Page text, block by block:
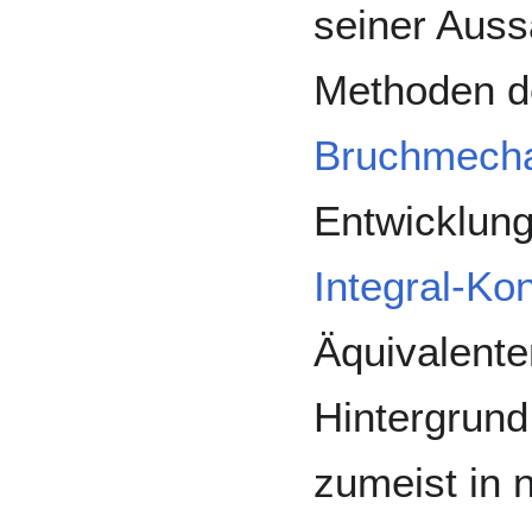
seiner
Methoden
Integral-
zumeist in